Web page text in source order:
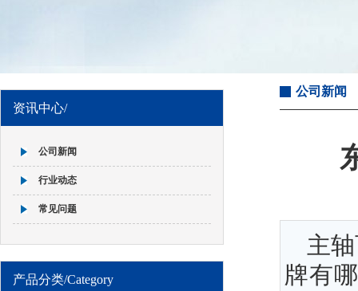
资讯中心/
公司新闻
行业动态
常见问题
产品分类/Category
公司新闻
主
牌有